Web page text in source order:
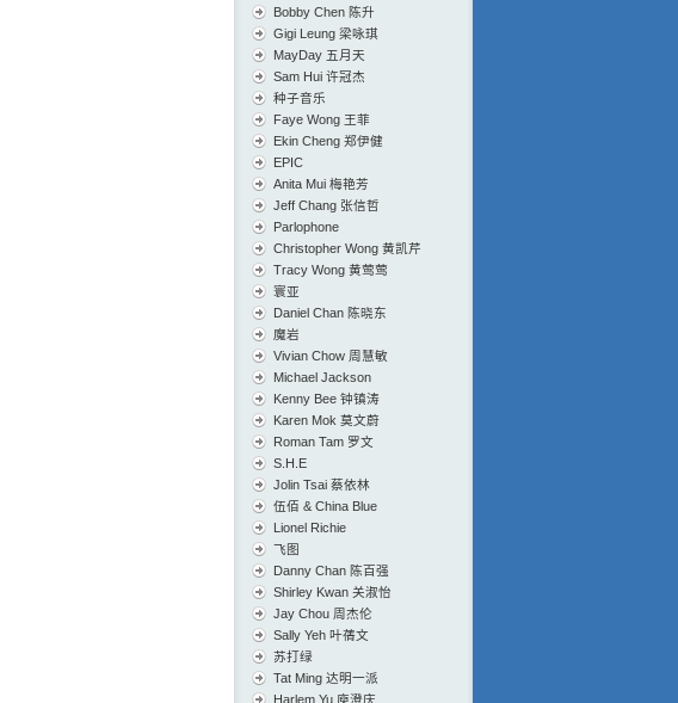
Bobby Chen 陈升
Gigi Leung 梁咏琪
MayDay 五月天
Sam Hui 许冠杰
种子音乐
Faye Wong 王菲
Ekin Cheng 郑伊健
EPIC
Anita Mui 梅艳芳
Jeff Chang 张信哲
Parlophone
Christopher Wong 黄凯芹
Tracy Wong 黄莺莺
寰亚
Daniel Chan 陈晓东
魔岩
Vivian Chow 周慧敏
Michael Jackson
Kenny Bee 钟镇涛
Karen Mok 莫文蔚
Roman Tam 罗文
S.H.E
Jolin Tsai 蔡依林
伍佰 & China Blue
Lionel Richie
飞图
Danny Chan 陈百强
Shirley Kwan 关淑怡
Jay Chou 周杰伦
Sally Yeh 叶蒨文
苏打绿
Tat Ming 达明一派
Harlem Yu 庾澄庆